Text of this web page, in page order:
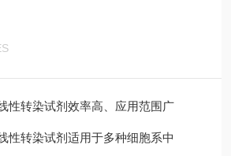
性转染试剂效率高、应用范围广
性转染试剂适用于多种细胞系中